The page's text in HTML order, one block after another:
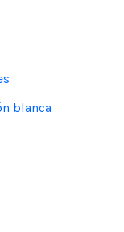
blanca